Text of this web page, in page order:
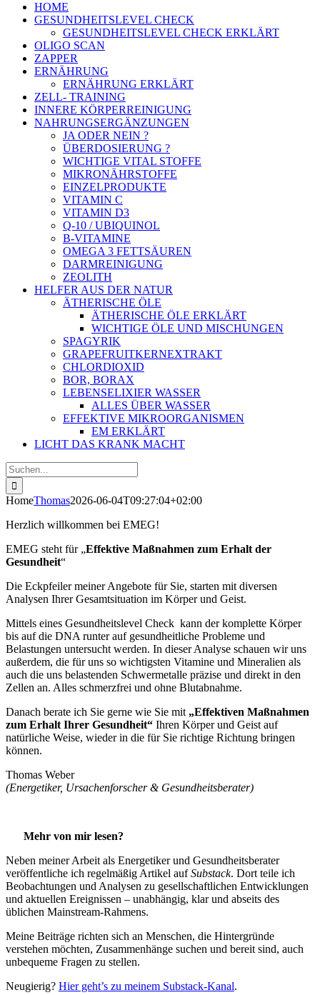
HOME
GESUNDHEITSLEVEL CHECK
GESUNDHEITSLEVEL CHECK ERKLÄRT
OLIGO SCAN
ZAPPER
ERNÄHRUNG
ERNÄHRUNG ERKLÄRT
ZELL- TRAINING
INNERE KÖRPERREINIGUNG
NAHRUNGSERGÄNZUNGEN
JA ODER NEIN ?
ÜBERDOSIERUNG ?
WICHTIGE VITAL STOFFE
MIKRONÄHRSTOFFE
EINZELPRODUKTE
VITAMIN C
VITAMIN D3
Q-10 / UBIQUINOL
B-VITAMINE
OMEGA 3 FETTSÄUREN
DARMREINIGUNG
ZEOLITH
HELFER AUS DER NATUR
ÄTHERISCHE ÖLE
ÄTHERISCHE ÖLE ERKLÄRT
WICHTIGE ÖLE UND MISCHUNGEN
SPAGYRIK
GRAPEFRUITKERNEXTRAKT
CHLORDIOXID
BOR, BORAX
LEBENSELIXIER WASSER
ALLES ÜBER WASSER
EFFEKTIVE MIKROORGANISMEN
EM ERKLÄRT
LICHT DAS KRANK MACHT
Suche
nach:
HomeThomas2026-06-04T09:27:04+02:00
Herzlich willkommen bei EMEG!
EMEG steht für „Effektive Maßnahmen zum Erhalt der
Gesundheit“
Die Eckpfeiler meiner Angebote für Sie, starten mit diversen
Analysen Ihrer Gesamtsituation im Körper und Geist.
Mittels eines Gesundheitslevel Check kann der komplette Körper
bis auf die DNA runter auf gesundheitliche Probleme und
Belastungen untersucht werden. In dieser Analyse schauen wir uns
außerdem, die für uns so wichtigsten Vitamine und Mineralien als
auch die uns belastenden Schwermetalle präzise und direkt in den
Zellen an. Alles schmerzfrei und ohne Blutabnahme.
Danach berate ich Sie gerne wie Sie mit „Effektiven Maßnahmen
zum Erhalt Ihrer Gesundheit“ Ihren Körper und Geist auf
natürliche Weise, wieder in die für Sie richtige Richtung bringen
können.
Thomas Weber
(Energetiker, Ursachenforscher & Gesundheitsberater)
Mehr von mir lesen?
Neben meiner Arbeit als Energetiker und Gesundheitsberater
veröffentliche ich regelmäßig Artikel aufSubstack. Dort teile ich
Beobachtungen und Analysen zu gesellschaftlichen Entwicklungen
und aktuellen Ereignissen – unabhängig, klar und abseits des
üblichen Mainstream-Rahmens.
Meine Beiträge richten sich an Menschen, die Hintergründe
verstehen möchten, Zusammenhänge suchen und bereit sind, auch
unbequeme Fragen zu stellen.
Neugierig? Hier geht’s zu meinem Substack-Kanal.